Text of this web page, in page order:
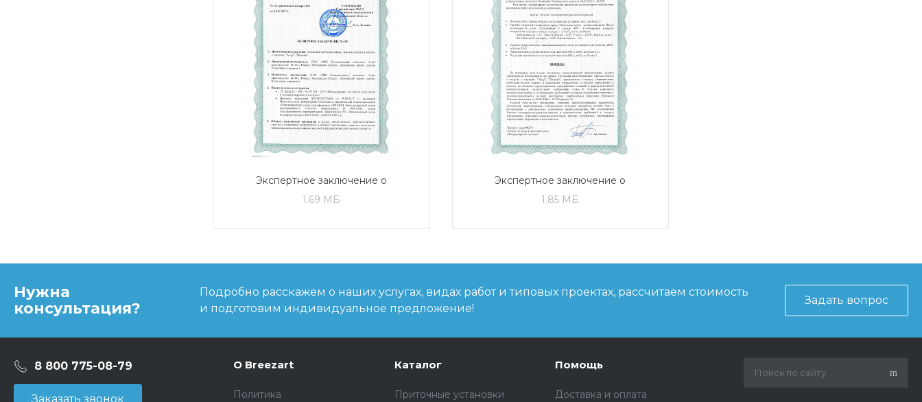
Экспертное заключение о
соответствии санитарно-
1.69 МБ
Экспертное заключение о
соответствии санитарно-
1.85 МБ
Нужна
консультация?
Подробно расскажем о наших услугах, видах работ и типовых проектах, рассчитаем стоимость
и подготовим индивидуальное предложение!
Задать вопрос
8 800 775-08-79
Заказать звонок
О Breezart
Политика
Каталог
Приточные установки
Помощь
Доставка и оплата